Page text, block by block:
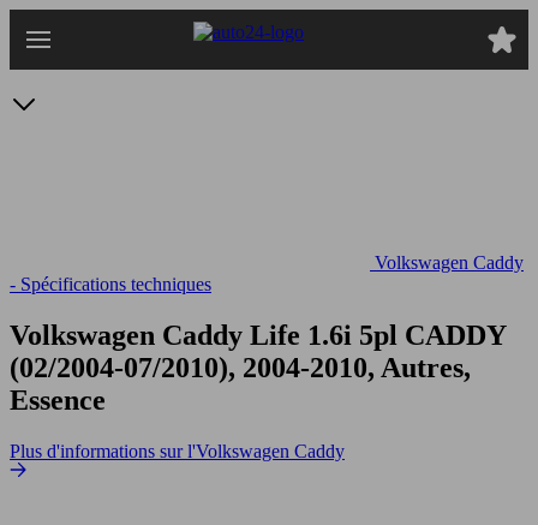
au
Volkswagen Caddy
- Spécifications techniques
Volkswagen Caddy Life 1.6i 5pl CADDY
(02/2004-07/2010), 2004-2010, Autres,
Essence
Plus d'informations sur l'Volkswagen Caddy